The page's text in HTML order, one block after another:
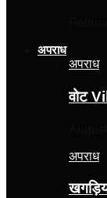
अपराध
अपराध
वोट
अपराध